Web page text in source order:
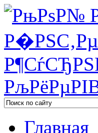
Главная